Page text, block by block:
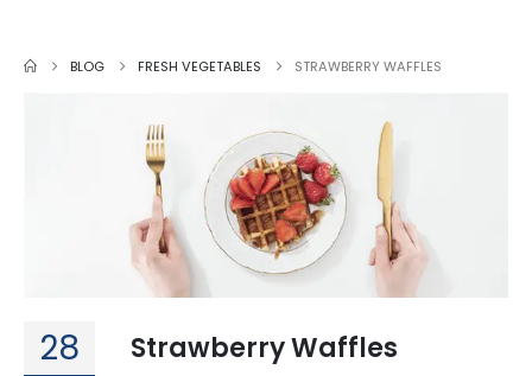
BLOG FRESH VEGETABLES STRAWBERRY WAFFLES
28 Strawberry Waffles